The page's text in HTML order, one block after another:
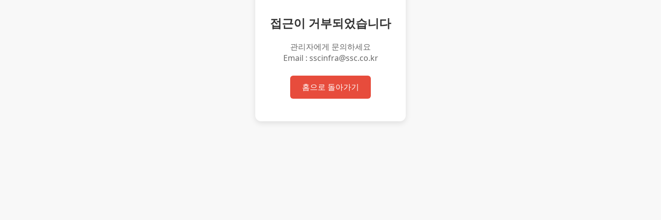
접근이 거부되었습니다
관리자에게 문의하세요
Email : sscinfra@ssc.co.kr
홈으로 돌아가기